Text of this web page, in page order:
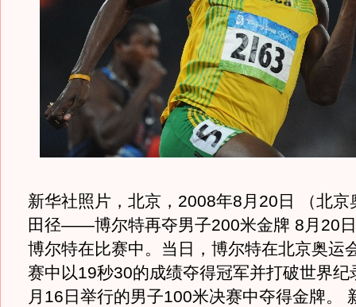
新华社照片，北京，2008年8月20日 （北京
田径——博尔特再夺男子200米金牌 8月20
博尔特在比赛中。当日，博尔特在北京奥运
赛中以19秒30的成绩夺得冠军并打破世界纪
月16日举行的男子100米决赛中夺得金牌。